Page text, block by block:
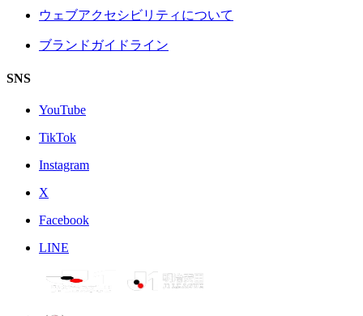
ウェブアクセシビリティについて
ブランドガイドライン
SNS
YouTube
TikTok
Instagram
X
Facebook
LINE